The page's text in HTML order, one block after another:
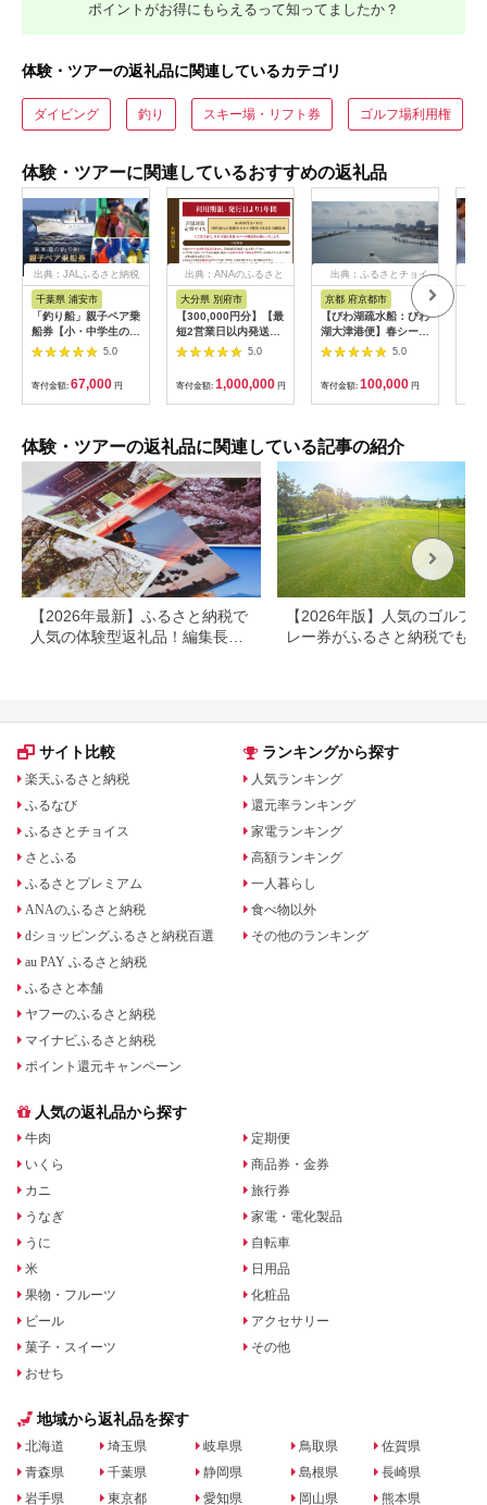
ポイントがお得にもらえるって知ってましたか？
体験・ツアーの返礼品に関連しているカテゴリ
ダイビング 釣り スキー場・リフト券 ゴルフ場利用権
体験・ツアーに関連しているおすすめの返礼品
出典：JALふるさと納税
千葉県 浦安市
「釣り船」親子ペア乗
船券【小・中学生のお
子様】
5.0
寄付金額: 67,000 円
出典：ANAのふるさと
大分県 別府市
【300,000円分】【最
短2営業日以内発送】
別府市内の旅館やホテ
ルで使用できる宿泊補
助券 楽しい旅の思い
出を！ 宿泊券 大分県
別府市 3000円 15000
円 30万円 ホテル 旅
館 温泉 旅行 観光 ト
ケット クーポン 宿泊
お泊り 別府温泉 別府
観光 地獄めぐり 旅 お
すすめ 人気 体験型 節
約_B030-007
5.0
寄付金額: 1,000,000 円
出典：ふるさとチョイ
京都 府京都市
【びわ湖疏水船：びわ
湖大津港便】春シーズ
ン先行予約権（２名様
分の乗船予約の権利）
5.0
寄付金額: 100,000 円
体験・ツアーの返礼品に関連している記事の紹介
【2026年最新】ふるさと納税で
人気の体験型返礼品！編集長お
【2026年版】人気のゴルフ
レー券がふるさと納税でもら
サイト比較
楽天ふるさと納税
ふるなび
ふるさとチョイス
さとふる
ふるさとプレミアム
ANAのふるさと納税
dショッピングふるさと納税百選
au PAY ふるさと納税
ふるさと本舗
ヤフーのふるさと納税
マイナビふるさと納税
ポイント還元キャンペーン
ランキングから探す
人気ランキング
還元率ランキング
家電ランキング
高額ランキング
一人暮らし
食べ物以外
その他のランキング
人気の返礼品から探す
牛肉
いくら
カニ
うなぎ
うに
米
果物・フルーツ
ビール
菓子・スイーツ
おせち
定期便
商品券・金券
旅行券
家電・電化製品
自転車
日用品
化粧品
アクセサリー
その他
地域から返礼品を探す
北海道
青森県
岩手県
埼玉県
千葉県
東京都
岐阜県
静岡県
愛知県
鳥取県
島根県
岡山県
佐賀県
長崎県
熊本県